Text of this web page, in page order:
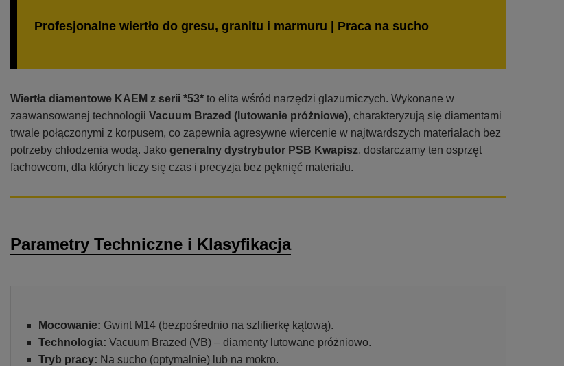
Profesjonalne wiertło do gresu, granitu i marmuru | Praca na sucho
Wiertła diamentowe KAEM z serii *53* to elita wśród narzędzi glazurniczych. Wykonane w
zaawansowanej technologii Vacuum Brazed (lutowanie próżniowe), charakteryzują się diamentami
trwale połączonymi z korpusem, co zapewnia agresywne wiercenie w najtwardszych materiałach bez
potrzeby chłodzenia wodą. Jako generalny dystrybutor PSB Kwapisz, dostarczamy ten osprzęt
fachowcom, dla których liczy się czas i precyzja bez pęknięć materiału.
Parametry Techniczne i Klasyfikacja
Mocowanie: Gwint M14 (bezpośrednio na szlifierkę kątową).
Technologia: Vacuum Brazed (VB) – diamenty lutowane próżniowo.
Tryb pracy: Na sucho (optymalnie) lub na mokro.